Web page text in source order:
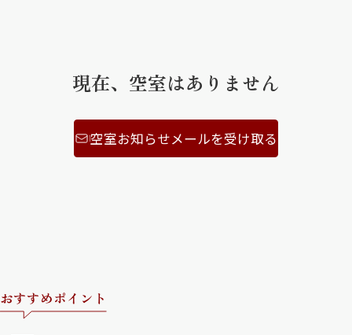
シャーメゾンライフサポート
自立型サービス付き・シニア向け
現在、空室はありません
空室お知らせメールを受け取る
おすすめポイント